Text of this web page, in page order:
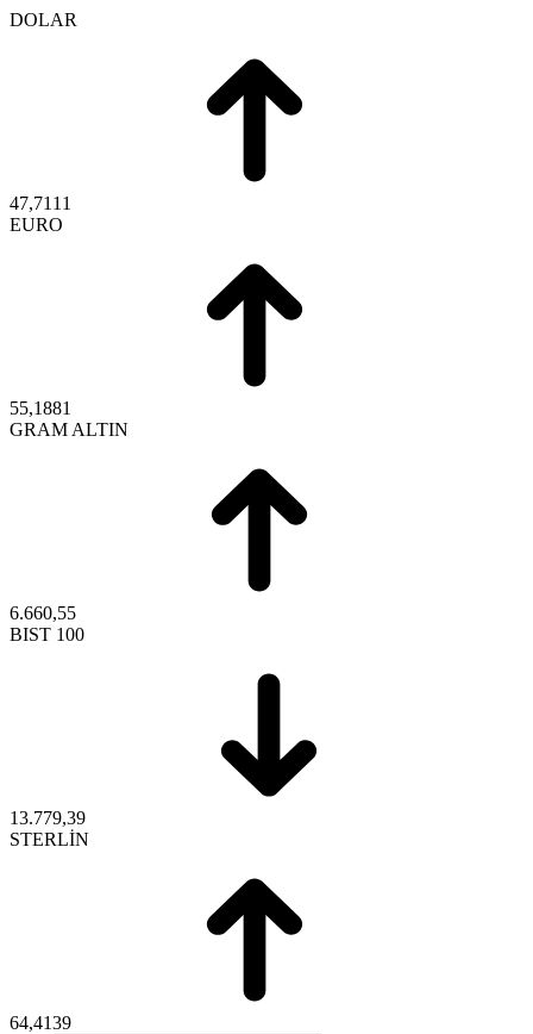
DOLAR
47,7111
EURO
55,1881
GRAM ALTIN
6.660,55
BIST 100
13.779,39
STERLİN
64,4139